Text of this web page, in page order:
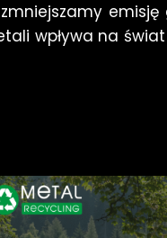
wpływa na